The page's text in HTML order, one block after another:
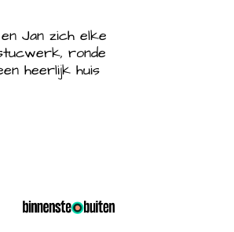
Jan zich elke
ronde
heerlijk huis